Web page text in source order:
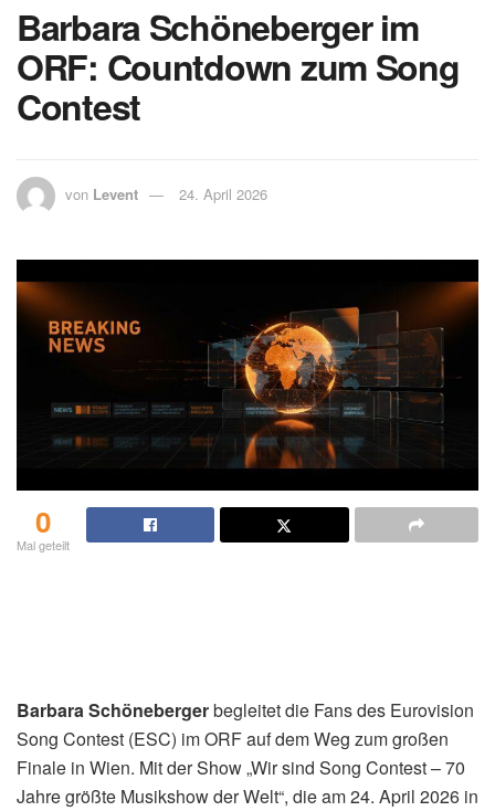
Barbara Schöneberger im
ORF: Countdown zum Song
Contest
von Levent 24. April 2026
0
Mal geteilt
Barbara Schönebergerbegleitet die Fans des Eurovision
Song Contest (ESC) im ORF auf dem Weg zum großen
Finale in Wien. Mit der Show „Wir sind Song Contest – 70
Jahre größte Musikshow der Welt“, die am 24. April 2026 in